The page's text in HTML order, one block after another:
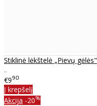
Stiklinė lėkštelė „Pievų gėlės"
..
€990
Į krepšelį
Akcija -20%